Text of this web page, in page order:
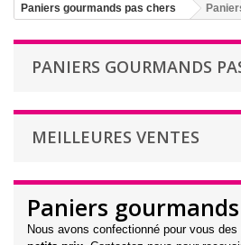
Paniers gourmands pas chers
PANIERS GOURMANDS
MEILLEURES VENTES
Paniers
Nous avons confectionné pour vous des